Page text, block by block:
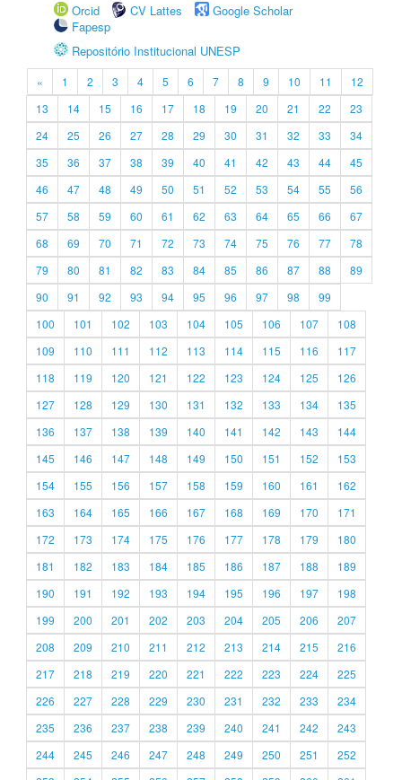
Orcid
CV Lattes
Google Scholar
Fapesp
Repositório Institucional UNESP
« 1 2 3 4 5 6 7 8 9 10 11
12
13
14 15 16 17 18 19 20 21 22
23
24
25 26 27 28 29 30 31 32 33
34
35
36 37 38 39 40 41 42 43 44
45
46
47 48 49 50 51 52 53 54 55
56
57
58 59 60 61 62 63 64 65 66
67
68
69 70 71 72 73 74 75 76 77
78
79
80 81 82 83 84 85 86 87 88
89
90
91 92 93 94 95 96 97 98
99
100
101 102 103 104 105 106 107
108
109
110 111 112 113 114 115 116
117
118
119 120 121 122 123 124 125
126
127
128 129 130 131 132 133 134
135
136
137 138 139 140 141 142 143
144
145
146 147 148 149 150 151 152
153
154
155 156 157 158 159 160 161
162
163
164 165 166 167 168 169 170
171
172
173 174 175 176 177 178 179
180
181
182 183 184 185 186 187 188
189
190
191 192 193 194 195 196 197
198
199
200 201 202 203 204 205 206
207
208
209 210 211 212 213 214 215
216
217
218 219 220 221 222 223 224
225
226
227 228 229 230 231 232 233
234
235
236 237 238 239 240 241 242
243
244
245 246 247 248 249 250 251
252